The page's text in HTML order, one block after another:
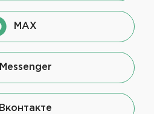
MAX
Messenger
Вконтакте